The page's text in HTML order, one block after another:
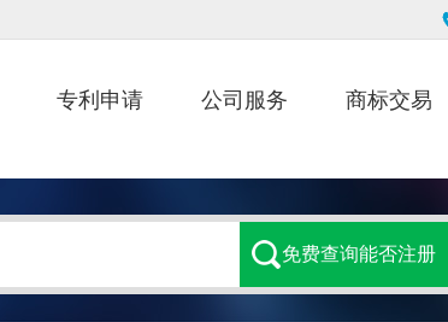
商标交易
公司服务
专利申请